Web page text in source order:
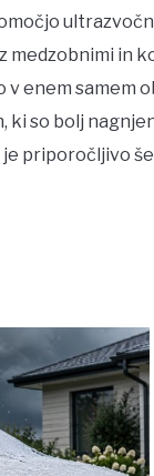
medzobnimi in
enem samem
so bolj
priporočljivo